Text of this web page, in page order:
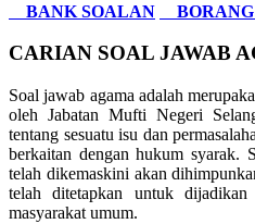
BANK SOALAN
CARIAN SOAL JAWAB
Soal jawab agama adalah
oleh Jabatan Mufti Negeri
tentang sesuatu isu dan
berkaitan dengan hukum syarak.
telah dikemaskini akan
telah ditetapkan untuk
masyarakat umum.